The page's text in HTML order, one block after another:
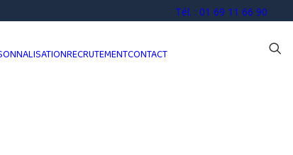
Tél. : 01 69 11 66 90
RECRUTEMENTCONTACT